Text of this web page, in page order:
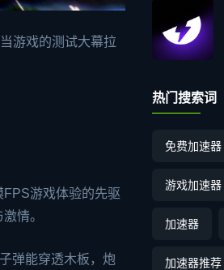
游戏的测试大幕拉
游戏体验的先驱
情。
弹能穿透木板，炮
热门搜索词
免费加速器
游戏加速器
加速器
加速器推荐